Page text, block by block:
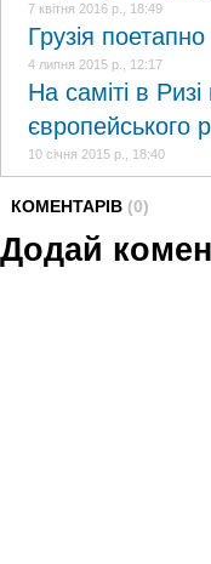
7 квітня 2016 р., 18:49
Грузія
4 липня 2015 р., 12:17
На саміті в
європейського
10 січня 2015 р., 18:40
КОМЕНТАРІВ (0)
Додай